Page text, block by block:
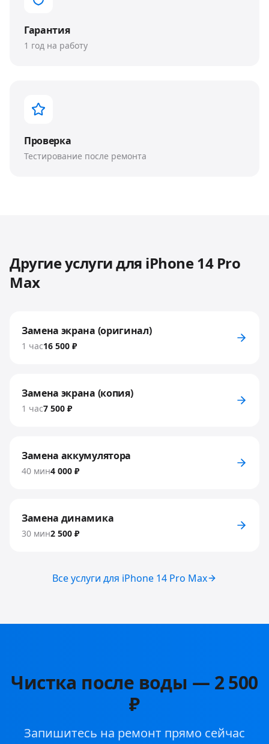
Гарантия
1 год на работу
Проверка
Тестирование после ремонта
Другие услуги для iPhone 14 Pro
Max
Замена экрана (оригинал)
1 час16 500 ₽
Замена экрана (копия)
1 час7 500 ₽
Замена аккумулятора
40 мин4 000 ₽
Замена динамика
30 мин2 500 ₽
Все услуги для iPhone 14 Pro Max
Чистка после воды — 2 500
₽
Запишитесь на ремонт прямо сейчас